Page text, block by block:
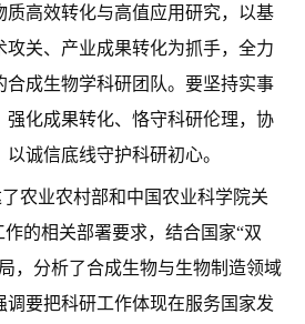
质高效转化与高值应用研究，以基
攻关、产业成果转化为抓手，全力
合成生物学科研团队。要坚持实事
强化成果转化、恪守科研伦理，协
诚信底线守护科研初心。
农业农村部和中国农业科学院关
的相关部署要求，结合国家“双
，分析了合成生物与生物制造领域
调要把科研工作体现在服务国家发